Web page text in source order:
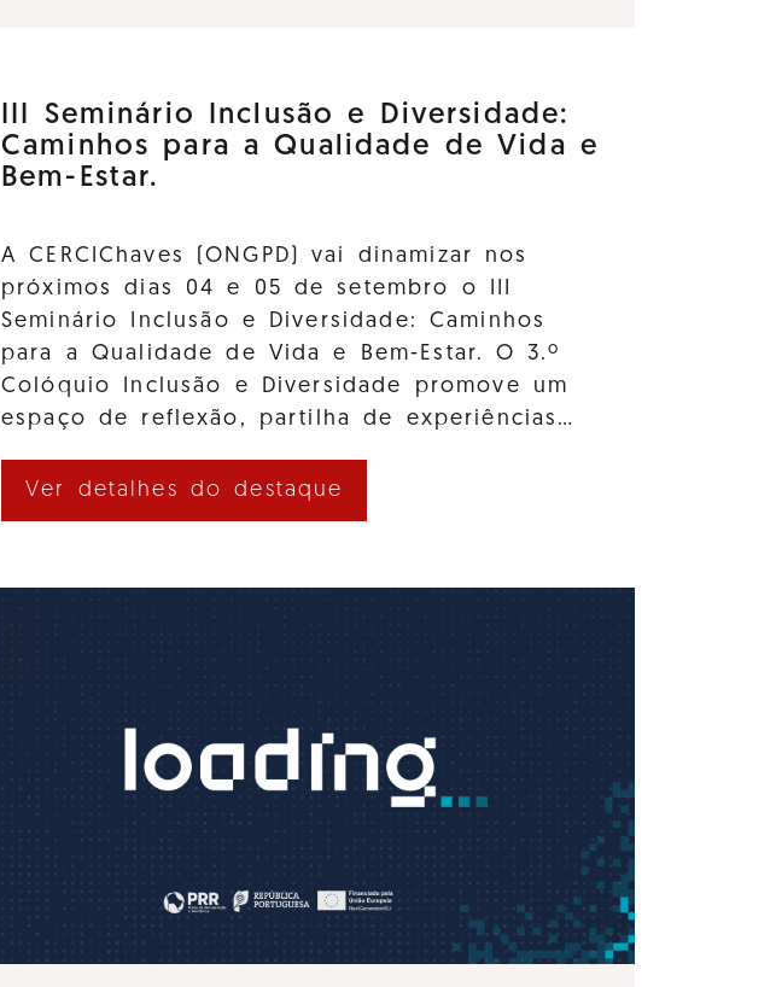
III Seminário Inclusão e Diversidade:
Caminhos para a Qualidade de Vida e
Bem-Estar.
A CERCIChaves (ONGPD) vai dinamizar nos
próximos dias 04 e 05 de setembro o III
Seminário Inclusão e Diversidade: Caminhos
para a Qualidade de Vida e Bem-Estar. O 3.º
Colóquio Inclusão e Diversidade promove um
espaço de reflexão, partilha de experiências…
Ver detalhes do destaque